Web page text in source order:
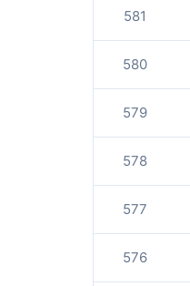
581
580
579
578
577
576